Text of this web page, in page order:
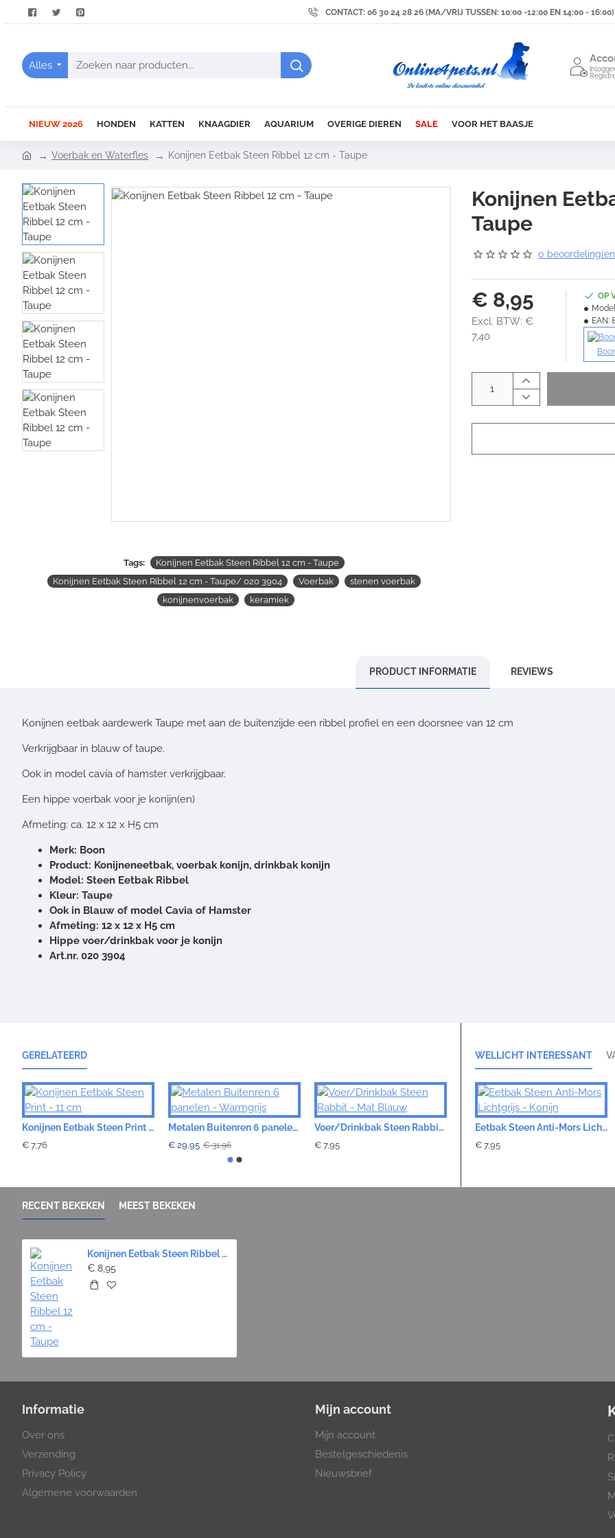
CONTACT: 06 30 24 28 26 (MA/VRIJ TUSSEN: 10:00 -12:00 EN 14:00 - 16:00)
Alles
Zoeken
NIEUW 2026 HONDEN KATTEN KNAAGDIER AQUARIUM OVERIGE DIEREN SALE VOOR HET BAASJE
m
e
Voerbak en Waterfles Konijnen Eetbak Steen Ribbel 12 cm - Taupe
Tags:
Konijnen Eetbak Steen Ribbel 12 cm - Taupe
Konijnen Eetbak Steen Ribbel 12 cm - Taupe/ 020 3904
Voerbak
stenen voerbak
konijnenvoerbak
keramiek
Konijnen
Taupe
0
€ 8,95
Excl. BTW: €
7,40
OP
EAN:
PRODUCT INFORMATIE REVIEWS
Konijnen eetbak aardewerk Taupe met aan de buitenzijde een ribbel profiel en een doorsnee van 12 cm
Verkrijgbaar in blauw of taupe.
Ook in model cavia of hamster verkrijgbaar.
Een hippe voerbak voor je konijn(en)
Afmeting: ca. 12 x 12 x H5 cm
Merk: Boon
Product: Konijneneetbak, voerbak konijn, drinkbak konijn
Model: Steen Eetbak Ribbel
Kleur: Taupe
Ook in Blauw of model Cavia of Hamster
Afmeting: 12 x 12 x H5 cm
Hippe voer/drinkbak voor je konijn
Art.nr. 020 3904
GERELATEERD
Konijnen Eetbak Steen Print - 11 cm
€ 7,76
Metalen Buitenren 6 panelen - Warmgrijs
€ 29,95 € 31,96
Voer/Drinkbak Steen Rabbit - Mat Blauw
€ 7,95
Voer/Drinkbak Steen Rabbit - Mat Grijs
€ 7,95
WELLICHT INTERESSANT
Eetbak Steen Anti-Mors Lichtgrijs - Konijn
€ 7,95
RECENT BEKEKEN MEEST BEKEKEN
Konijnen Eetbak Steen Ribbel 12 cm - Taupe
€ 8,95
Informatie
Over ons
Verzending
Privacy Policy
Algemene voorwaarden
Mijn account
Mijn account
Bestelgeschiedenis
Nieuwsbrief